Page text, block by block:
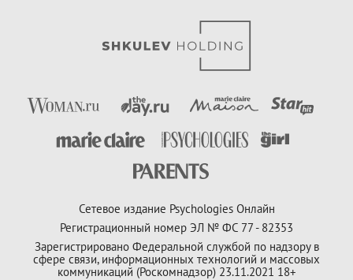
Сетевое издание Psychologies Онлайн
Регистрационный номер ЭЛ № ФС 77 - 82353
Зарегистрировано Федеральной службой по надзору в
сфере связи, информационных технологий и массовых
коммуникаций (Роскомнадзор) 23.11.2021 18+